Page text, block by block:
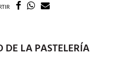
DE LA PASTELERÍA